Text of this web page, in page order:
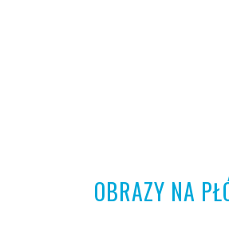
OBRAZY NA